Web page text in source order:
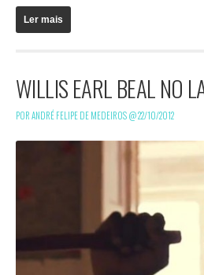
Ler mais
WILLIS EARL BEAL NO
POR ANDRÉ FELIPE DE MEDEIROS @22/10/2012